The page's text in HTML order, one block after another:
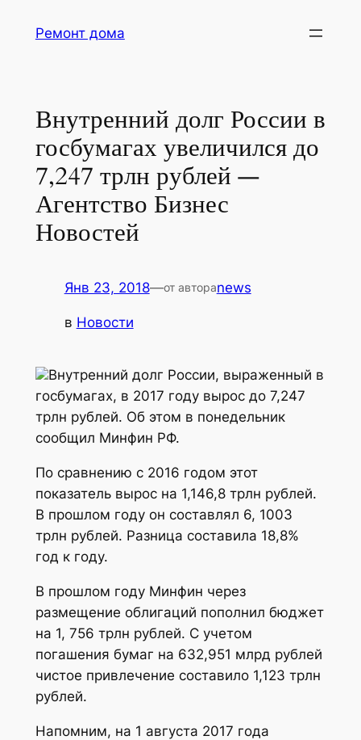
Ремонт дома
Внутренний долг России в
госбумагах увеличился до
7,247 трлн рублей —
Агентство Бизнес
Новостей
Янв 23, 2018—от автораnews
в Новости
Внутренний долг России, выраженный в
госбумагах, в 2017 году вырос до 7,247
трлн рублей. Об этом в понедельник
сообщил Минфин РФ.
По сравнению с 2016 годом этот
показатель вырос на 1,146,8 трлн рублей.
В прошлом году он составлял 6, 1003
трлн рублей. Разница составила 18,8%
год к году.
В прошлом году Минфин через
размещение облигаций пополнил бюджет
на 1, 756 трлн рублей. С учетом
погашения бумаг на 632,951 млрд рублей
чистое привлечение составило 1,123 трлн
рублей.
Напомним, на 1 августа 2017 года